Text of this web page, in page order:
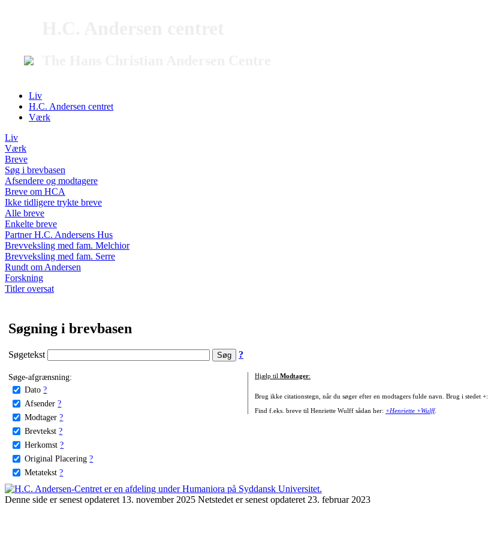
Liv
H.C. Andersen centret
Værk
Liv
Værk
Breve
Søg i brevbasen
Afsendere og modtagere
Breve om HCA
Ikke tidligere trykte breve
Alle breve
Enkelte breve
Partner H.C. Andersens Hus
Brevveksling med fam. Melchior
Brevveksling med fam. Serre
Rundt om Andersen
Forskning
Titler oversat
Søgning i brevbasen
Søgetekst ?
Søge-afgrænsning:
Dato ?
Afsender ?
Modtager ?
Brevtekst ?
Herkomst ?
Original Placering ?
Metatekst ?
Hjælp til Modtager:
Brug ikke citationstegn, når du søger efter en modtagers fulde navn. Brug i stedet +:
Find f.eks. breve til Henriette Wulff sådan her: +Henriette +Wulff.
Denne side er senest opdateret 13. november 2025 Netstedet er senest opdateret 23. februar 2023